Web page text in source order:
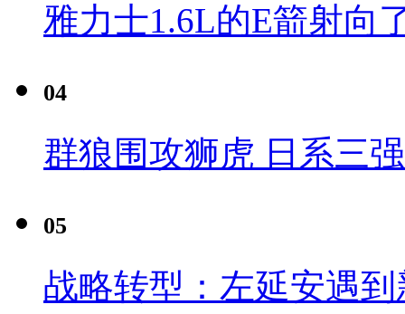
雅力士1.6L的E箭射向
04
群狼围攻狮虎 日系三
05
战略转型：左延安遇